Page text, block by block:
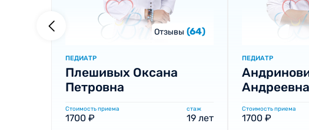
Отзывы (64)
ПЕДИАТР
Плешивых Оксана
Петровна
Стоимость приема
1700 ₽
стаж
19 лет
ПЕДИАТР
Андреевна
Стоимость приема
1700 ₽